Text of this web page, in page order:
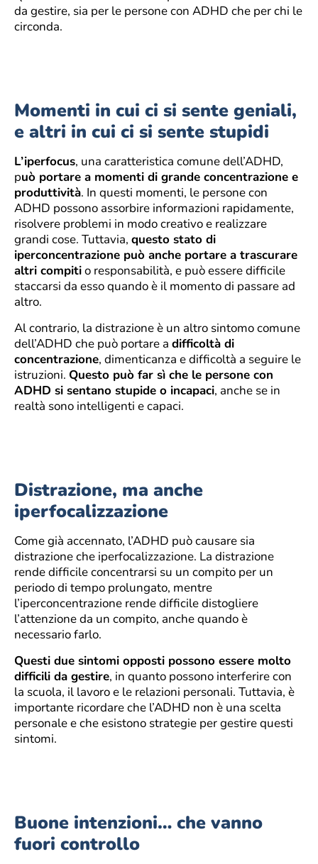
da gestire, sia per le persone con ADHD che per chi le
circonda.
Momenti in cui ci si sente geniali,
e altri in cui ci si sente stupidi
L’iperfocus, una caratteristica comune dell’ADHD,
può portare a momenti di grande concentrazione e
produttività. In questi momenti, le persone con
ADHD possono assorbire informazioni rapidamente,
risolvere problemi in modo creativo e realizzare
grandi cose. Tuttavia, questo stato di
iperconcentrazione può anche portare a trascurare
altri compitio responsabilità, e può essere difficile
staccarsi da esso quando è il momento di passare ad
altro.
Al contrario, la distrazione è un altro sintomo comune
dell’ADHD che può portare a difficoltà di
concentrazione, dimenticanza e difficoltà a seguire le
istruzioni. Questo può far sì che le persone con
ADHD si sentano stupide o incapaci, anche se in
realtà sono intelligenti e capaci.
Distrazione, ma anche
iperfocalizzazione
Come già accennato, l’ADHD può causare sia
distrazione che iperfocalizzazione. La distrazione
rende difficile concentrarsi su un compito per un
periodo di tempo prolungato, mentre
l’iperconcentrazione rende difficile distogliere
l’attenzione da un compito, anche quando è
necessario farlo.
Questi due sintomi opposti possono essere molto
difficili da gestire, in quanto possono interferire con
la scuola, il lavoro e le relazioni personali. Tuttavia, è
importante ricordare che l’ADHD non è una scelta
personale e che esistono strategie per gestire questi
sintomi.
Buone intenzioni… che vanno
fuori controllo